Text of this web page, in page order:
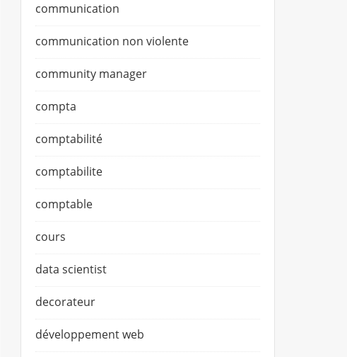
communication
communication non violente
community manager
compta
comptabilité
comptabilite
comptable
cours
data scientist
decorateur
développement web